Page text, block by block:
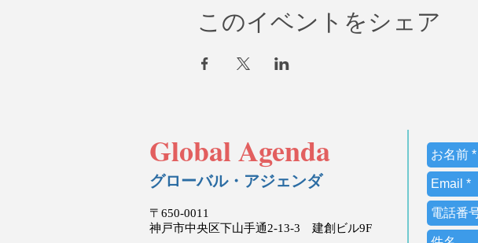
このイベントをシェア
Global Agenda
グローバル・アジェンダ
〒650-0011
神戸市中央区下山手通2-13-3 建創ビル9F